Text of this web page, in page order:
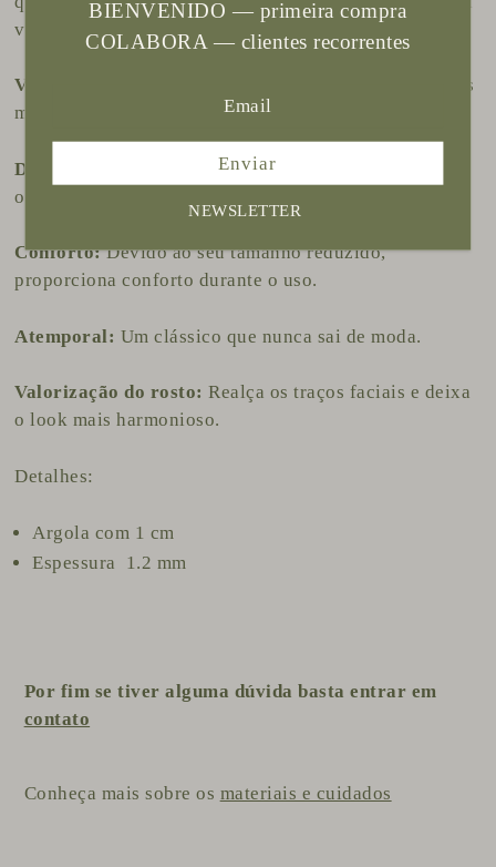
visual.
Versatilidade:
Combina com diversos estilos, desde os
mais clássicos até os mais modernos.
Discreto e elegante:
Ideal para o dia a dia, trabalho e
ocasiões mais formais.
Conforto:Devido ao seu tamanho reduzido,
proporciona conforto durante o uso.
Atemporal: Um clássico que nunca sai de moda.
Valorização do rosto: Realça os traços faciais e deixa
o look mais harmonioso.
Detalhes:
Argola com 1 cm
Espessura 1.2 mm
Por fim se tiver alguma dúvida basta entrar em
contato
Conheça mais sobre os materiais e cuidados
BIENVENIDO — primeira compra
COLABORA — clientes recorrentes
Enviar
NEWSLETTER